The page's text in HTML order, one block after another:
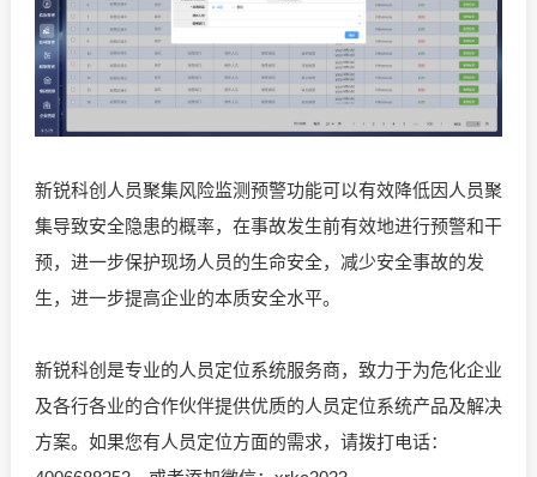
新锐科创人员聚集风险监测预警功能可以有效降低因人员聚
集导致安全隐患的概率，在事故发生前有效地进行预警和干
预，进一步保护现场人员的生命安全，减少安全事故的发
生，进一步提高企业的本质安全水平。
新锐科创是专业的人员定位系统服务商，致力于为危化企业
及各行各业的合作伙伴提供优质的人员定位系统产品及解决
方案。如果您有人员定位方面的需求，请拨打电话：